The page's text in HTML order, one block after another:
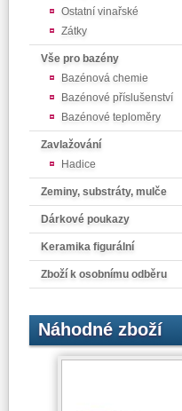
Ostatní vinařské
Zátky
Vše pro bazény
Bazénová chemie
Bazénové příslušenství
Bazénové teploměry
Zavlažování
Hadice
Zeminy, substráty, mulče
Dárkové poukazy
Keramika figurální
Zboží k osobnímu odběru
Náhodné zboží